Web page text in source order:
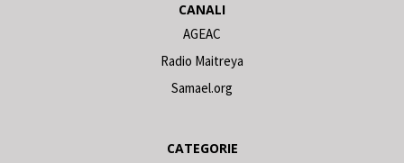
CANALI
AGEAC
Radio Maitreya
Samael.org
CATEGORIE